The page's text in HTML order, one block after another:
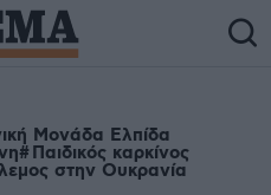
Μονάδα Ελπίδα
Παιδικός καρκίνος
στην Ουκρανία